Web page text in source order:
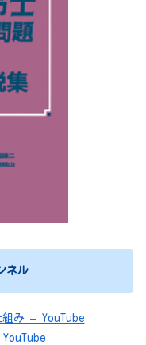
ネル
み – YouTube